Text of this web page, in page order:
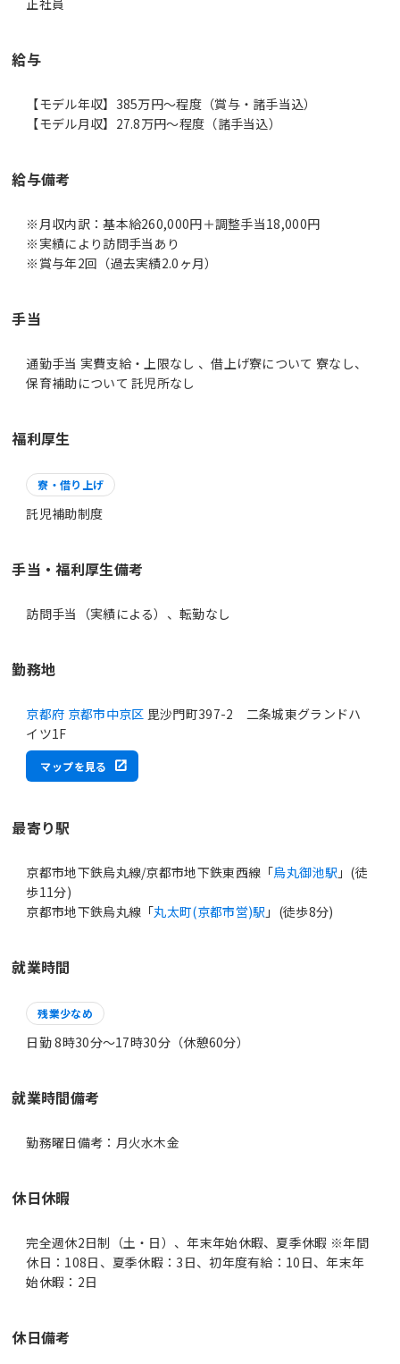
給与
【モデル年収】385万円〜程度（賞与・諸手当込）
【モデル月収】27.8万円〜程度（諸手当込）
給与備考
※月収内訳：基本給260,000円＋調整手当18,000円
※実績により訪問手当あり
手当
通勤手当 実費支給・上限なし 、借上げ寮について 寮なし、
保育補助について 託児所なし
福利厚生
寮・借り上げ
託児補助制度
手当・福利厚生備考
訪問手当（実績による）、転勤なし
勤務地
京都府 京都市中京区 毘沙門町397-2 二条城東グランドハ
イツ1F
マップを見る
最寄り駅
京都市地下鉄烏丸線/京都市地下鉄東西線「烏丸御池駅 」(徒
歩11分)
京都市地下鉄烏丸線「丸太町(京都市営)駅 」(徒歩8分)
就業時間
残業少なめ
日勤 8時30分〜17時30分（休憩60分）
就業時間備考
休日休暇
完全週休2日制（土・日）、年末年始休暇、夏季休暇 ※年間
休日：108日、夏季休暇：3日、初年度有給：10日、年末年
始休暇：2日
休日備考